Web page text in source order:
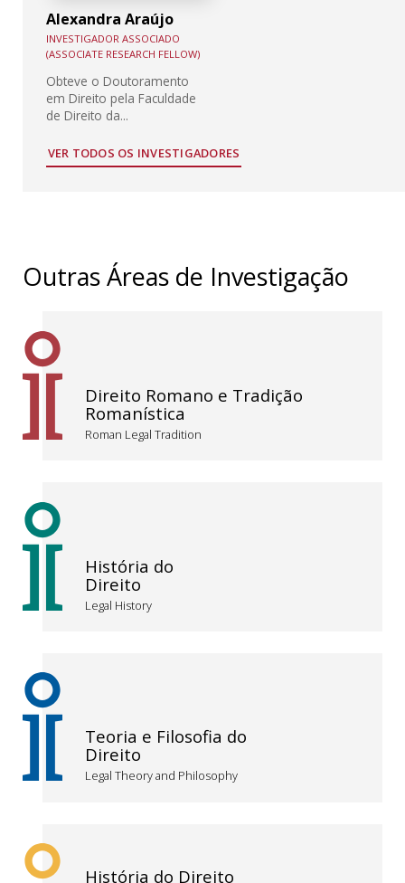
Alexandra Araújo
INVESTIGADOR ASSOCIADO
(ASSOCIATE RESEARCH FELLOW)
Obteve o Doutoramento
em Direito pela Faculdade
de Direito da...
VER TODOS OS INVESTIGADORES
Outras Áreas de Investigação
Direito Romano e Tradição
Romanística
Roman Legal Tradition
História do
Direito
Legal History
Teoria e Filosofia do
Direito
Legal Theory and Philosophy
História do Direito